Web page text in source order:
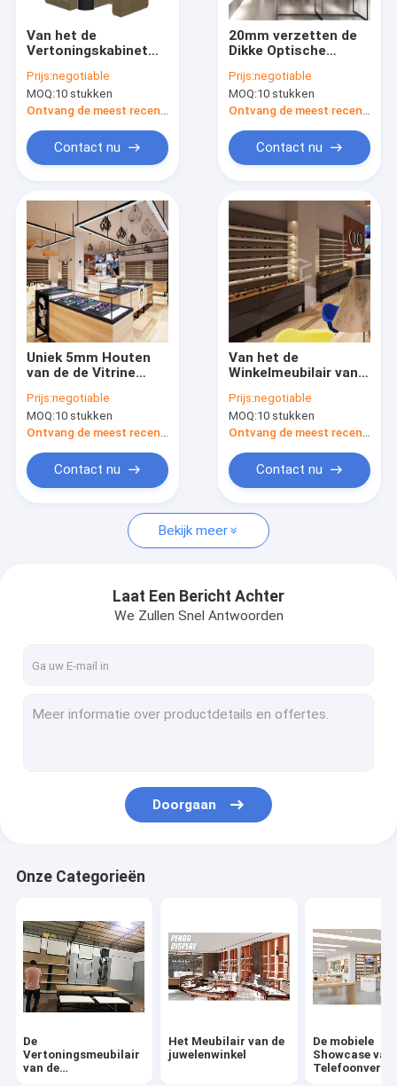
Producten
Ongeveer ons
Fabrieksreis
Kwaliteitscontrole
Verzoek om een Citaat
De Vertoningsmeubilair van de kledingswinkel
Het Meubilair van de juwelenwinkel
De optische Kabinetten van de Winkelvertoning
De Showcase van de glasvertoning
De Planken van de Skincarevertoning
PruikenVitrine
Het kabinet van de wijnvertoning
De showcase van de museumvertoning
Van het de
Vertoningskabinet
Kleinhandelseyewear
CAD van het de
Winkelontwerp OEM
Prijs:negotiable
MOQ:10 stukken
Ontvang de meest recente Prijs
Contact nu
20mm verzetten de
Dikke Optische
Winkelvertoning zich
MDF Baksel tegen
Vernis
Prijs:negotiable
MOQ:10 stukken
Ontvang de meest recente Prijs
Contact nu
Uniek 5mm Houten
van de de Vitrine
Sunglass de
Decoratieepe Schuim
Pakcaging
Prijs:negotiable
MOQ:10 stukken
Ontvang de meest recente Prijs
Contact nu
Van het de
Winkelmeubilair van
monomeerontwerp
Optisch Ontwerp
16mm Dikke MDF
Prijs:negotiable
MOQ:10 stukken
Ontvang de meest recente Prijs
Contact nu
Bekijk meer
Laat Een Bericht Achter
We Zullen Snel Antwoorden
Doorgaan
Onze Categorieën
De
Vertoningsmeubilair
van de
Het Meubilair van de
juwelenwinkel
De mobiele
Showcase van